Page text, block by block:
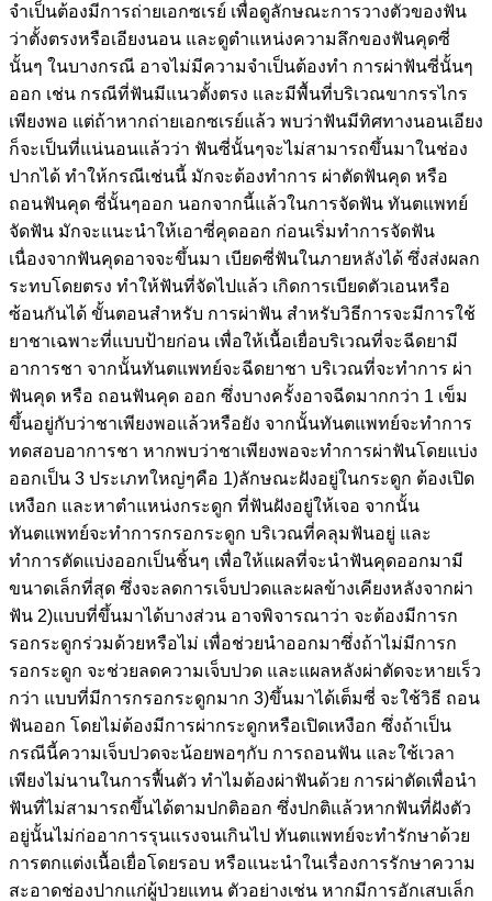
จำเป็นต้องมีการถ่ายเอกซเรย์ เพื่อดูลักษณะการวางตัวของฟัน
ว่าตั้งตรงหรือเอียงนอน และดูตำแหน่งความลึกของฟันคุดซี่
นั้นๆ ในบางกรณี อาจไม่มีความจำเป็นต้องทำ การผ่าฟันซี่นั้นๆ
ออก เช่น กรณีที่ฟันมีแนวตั้งตรง และมีพื้นที่บริเวณขากรรไกร
เพียงพอ แต่ถ้าหากถ่ายเอกซเรย์แล้ว พบว่าฟันมีทิศทางนอนเอียง
ก็จะเป็นที่แน่นอนแล้วว่า ฟันซี่นั้นๆจะไม่สามารถขึ้นมาในช่อง
ปากได้ ทำให้กรณีเช่นนี้ มักจะต้องทำการ ผ่าตัดฟันคุด หรือ
ถอนฟันคุด ซี่นั้นๆออก นอกจากนี้แล้วในการจัดฟัน ทันตแพทย์
จัดฟัน มักจะแนะนำให้เอาซี่คุดออก ก่อนเริ่มทำการจัดฟัน
เนื่องจากฟันคุดอาจจะขึ้นมา เบียดซี่ฟันในภายหลังได้ ซึ่งส่งผลก
ระทบโดยตรง ทำให้ฟันที่จัดไปแล้ว เกิดการเบียดตัวเอนหรือ
ซ้อนกันได้ ขั้นตอนสำหรับ การผ่าฟัน สำหรับวิธีการจะมีการใช้
ยาชาเฉพาะที่แบบป้ายก่อน เพื่อให้เนื้อเยื่อบริเวณที่จะฉีดยามี
อาการชา จากนั้นทันตแพทย์จะฉีดยาชา บริเวณที่จะทำการ ผ่า
ฟันคุด หรือ ถอนฟันคุด ออก ซึ่งบางครั้งอาจฉีดมากกว่า 1 เข็ม
ขึ้นอยู่กับว่าชาเพียงพอแล้วหรือยัง จากนั้นทันตแพทย์จะทำการ
ทดสอบอาการชา หากพบว่าชาเพียงพอจะทำการผ่าฟันโดยแบ่ง
ออกเป็น 3 ประเภทใหญ่ๆคือ 1)ลักษณะฝังอยู่ในกระดูก ต้องเปิด
เหงือก และหาตำแหน่งกระดูก ที่ฟันฝังอยู่ให้เจอ จากนั้น
ทันตแพทย์จะทำการกรอกระดูก บริเวณที่คลุมฟันอยู่ และ
ทำการตัดแบ่งออกเป็นชิ้นๆ เพื่อให้แผลที่จะนำฟันคุดออกมามี
ขนาดเล็กที่สุด ซึ่งจะลดการเจ็บปวดและผลข้างเคียงหลังจากผ่า
ฟัน 2)แบบที่ขึ้นมาได้บางส่วน อาจพิจารณาว่า จะต้องมีการก
รอกระดูกร่วมด้วยหรือไม่ เพื่อช่วยนำออกมาซึ่งถ้าไม่มีการก
รอกระดูก จะช่วยลดความเจ็บปวด และแผลหลังผ่าตัดจะหายเร็ว
กว่า แบบที่มีการกรอกระดูกมาก 3)ขึ้นมาได้เต็มซี่ จะใช้วิธี ถอน
ฟันออก โดยไม่ต้องมีการผ่ากระดูกหรือเปิดเหงือก ซึ่งถ้าเป็น
กรณีนี้ความเจ็บปวดจะน้อยพอๆกับ การถอนฟัน และใช้เวลา
เพียงไม่นานในการฟื้นตัว ทำไมต้องผ่าฟันด้วย การผ่าตัดเพื่อนำ
ฟันที่ไม่สามารถขึ้นได้ตามปกติออก ซึ่งปกติแล้วหากฟันที่ฝังตัว
อยู่นั้นไม่ก่ออาการรุนแรงจนเกินไป ทันตแพทย์จะทำรักษาด้วย
การตกแต่งเนื้อเยื่อโดยรอบ หรือแนะนำในเรื่องการรักษาความ
สะอาดช่องปากแก่ผู้ป่วยแทน ตัวอย่างเช่น หากมีการอักเสบเล็ก